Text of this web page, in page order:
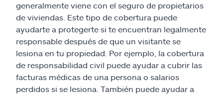
generalmente viene con el seguro de propietarios
de viviendas. Este tipo de cobertura puede
ayudarte a protegerte si te encuentran legalmente
responsable después de que un visitante se
lesiona en tu propiedad. Por ejemplo, la cobertura
de responsabilidad civil puede ayudar a cubrir las
facturas médicas de una persona o salarios
perdidos si se lesiona. También puede ayudar a